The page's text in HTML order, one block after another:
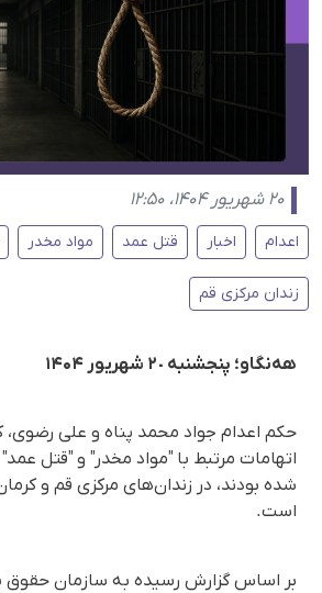
۲۰ شهریور ۱۴۰۴، ۱۲:۵۰
اعدام اخبار قتل عمد مواد مخدر
زندان مرکزی قم
هه‌نگاو؛ پنجشنبە ٢٠ شهریور ۱۴۰۴
حکم اعدام جواد محمد پناه و علی رضوی،
اتهامات مرتبط با "مواد مخدر" و "قتل
شده بودند، در زندان‌های مرکزی قم و
است.
بر اساس گزارش رسیده به سازمان حقوق